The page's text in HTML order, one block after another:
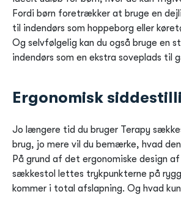
Fordi børn foretrækker at bruge en
til indendørs som hoppeborg eller
Og selvfølgelig kan du også bruge en
indendørs som en ekstra soveplads til
Ergonomisk
Jo længere tid du bruger Terapy
brug, jo mere vil du bemærke, hvad
På grund af det ergonomiske design
sækkestol lettes trykpunkterne på
kommer i total afslapning. Og hvad